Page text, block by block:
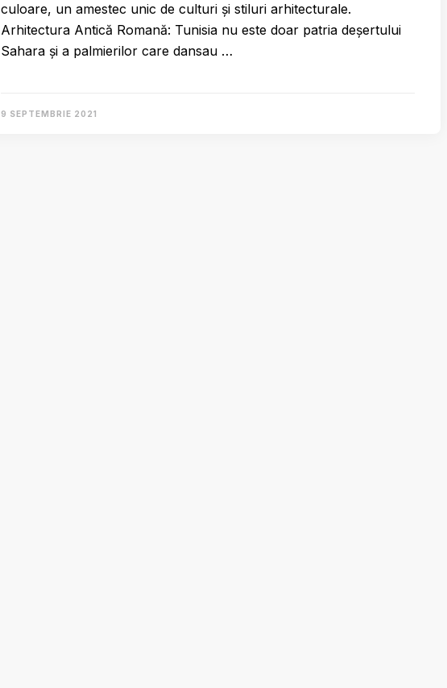
culoare, un amestec unic de culturi și stiluri arhitecturale.
Arhitectura Antică Romană: Tunisia nu este doar patria deșertului
Sahara și a palmierilor care dansau …
9 SEPTEMBRIE 2021